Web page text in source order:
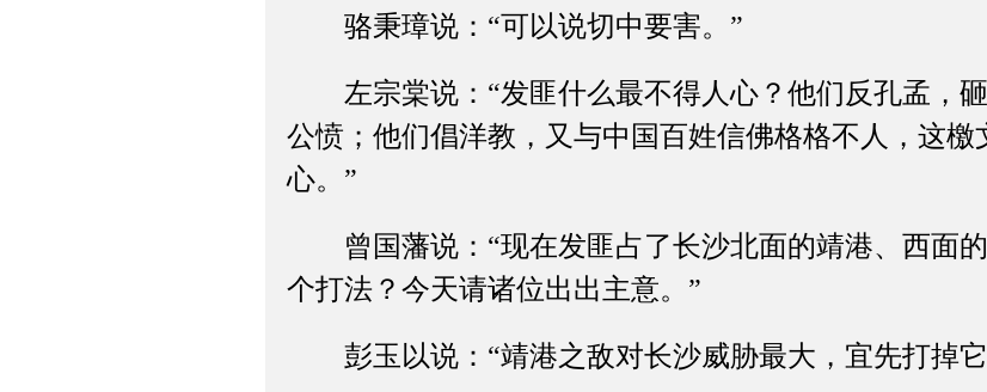
骆秉璋说：“可以说切中要害。”
左宗棠说：“发匪什么最不得人心？他们反孔孟，
公愤；他们倡洋教，又与中国百姓信佛格格不人，这
心。”
曾国藩说：“现在发匪占了长沙北面的靖港、西面
个打法？今天请诸位出出主意。”
彭玉以说：“靖港之敌对长沙威胁最大，宜先打掉